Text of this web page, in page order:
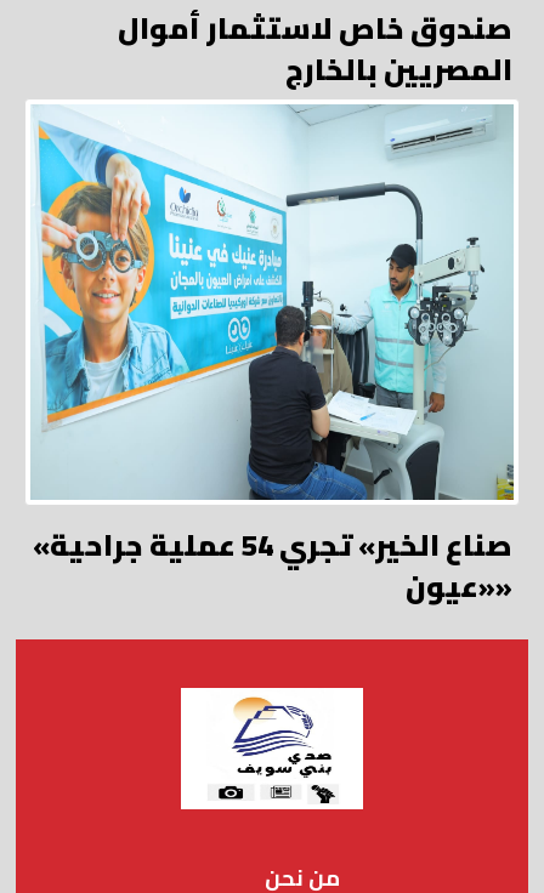
صندوق خاص لاستثمار أموال
المصريين بالخارج
«صناع الخير» تجري 54 عملية جراحية
«عيون»
من نحن